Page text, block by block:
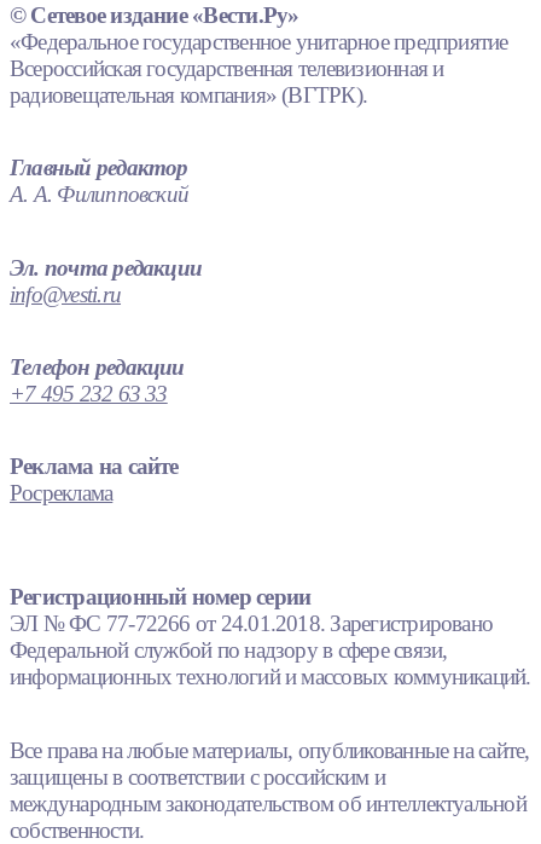
© Сетевое издание «Вести.Ру»
«Федеральное государственное унитарное предприятие
Всероссийская государственная телевизионная и
радиовещательная компания» (ВГТРК).
Главный редактор
А. А. Филипповский
Эл. почта редакции
info@vesti.ru
Телефон редакции
+7 495 232 63 33
Реклама на сайте
Росреклама
Регистрационный номер серии
ЭЛ № ФС 77-72266 от 24.01.2018. Зарегистрировано
Федеральной службой по надзору в сфере связи,
информационных технологий и массовых коммуникаций.
Все права на любые материалы, опубликованные на сайте,
защищены в соответствии с российским и
международным законодательством об интеллектуальной
собственности.